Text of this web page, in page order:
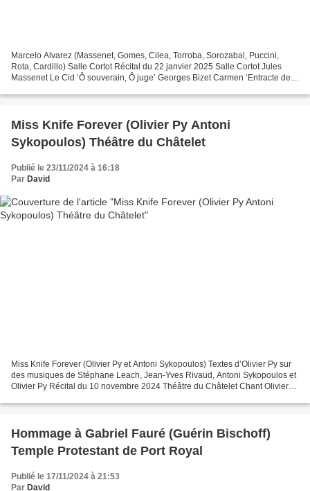
Marcelo Alvarez (Massenet, Gomes, Cilea, Torroba, Sorozabal, Puccini,
Rota, Cardillo) Salle Cortot Récital du 22 janvier 2025 Salle Cortot Jules
Massenet Le Cid ‘Ô souverain, Ô juge’ Georges Bizet Carmen ‘Entracte de
Miss Knife Forever (Olivier Py Antoni
Sykopoulos) Théâtre du Châtelet
Publié le 23/11/2024 à 16:18
Par David
Miss Knife Forever (Olivier Py et Antoni Sykopoulos) Textes d’Olivier Py sur
des musiques de Stéphane Leach, Jean-Yves Rivaud, Antoni Sykopoulos et
Olivier Py Récital du 10 novembre 2024 Théâtre du Châtelet Chant Olivier
Hommage à Gabriel Fauré (Guérin Bischoff)
Temple Protestant de Port Royal
Publié le 17/11/2024 à 21:53
Par David